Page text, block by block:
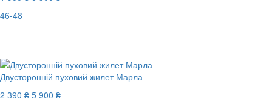
46-48
Двусторонній пуховий жилет Марла
2 390 ₴ 5 900 ₴